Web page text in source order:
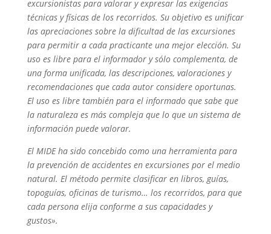
excursionistas para valorar y expresar las exigencias
técnicas y físicas de los recorridos. Su objetivo es unificar
las apreciaciones sobre la dificultad de las excursiones
para permitir a cada practicante una mejor elección. Su
uso es libre para el informador y sólo complementa, de
una forma unificada, las descripciones, valoraciones y
recomendaciones que cada autor considere oportunas.
El uso es libre también para el informado que sabe que
la naturaleza es más compleja que lo que un sistema de
información puede valorar.
El MIDE ha sido concebido como una herramienta para
la prevención de accidentes en excursiones por el medio
natural. El método permite clasificar en libros, guías,
topoguías, oficinas de turismo… los recorridos, para que
cada persona elija conforme a sus capacidades y
gustos».